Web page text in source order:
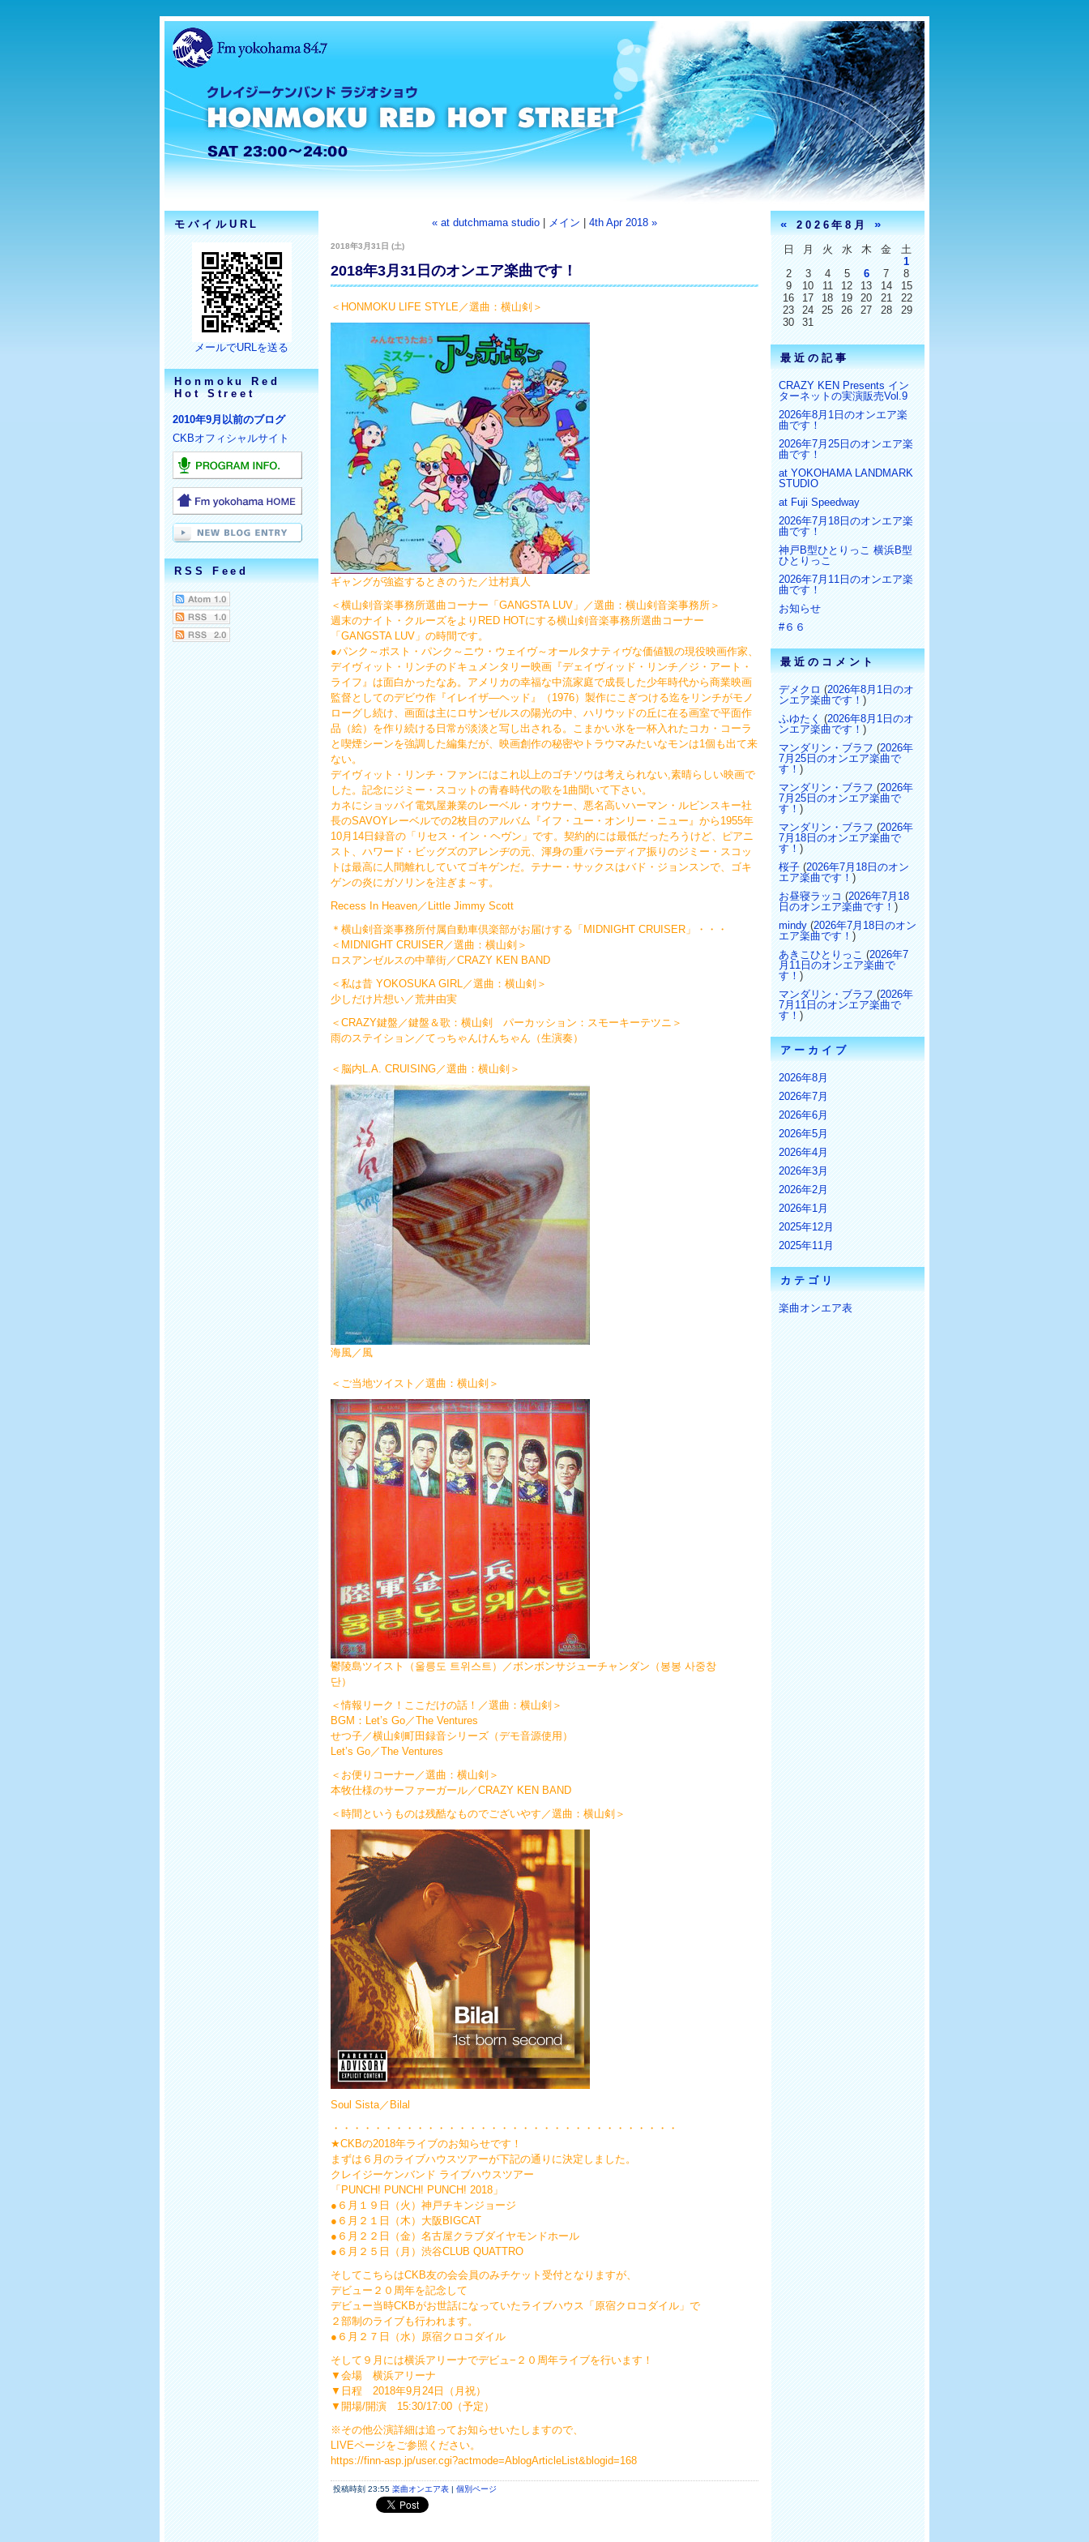
モバイルURL
メールでURLを送る
Honmoku Red
Hot Street
2010年9月以前のブログ
CKBオフィシャルサイト
RSS Feed
« at dutchmama studio メイン 4th Apr 2018 »
2018年3月31日 (土)
2018年3月31日のオンエア楽曲です！
＜HONMOKU LIFE STYLE／選曲：横山剣＞
ギャングが強盗するときのうた／辻村真人
＜横山剣音楽事務所選曲コーナー「GANGSTA LUV」／選曲：横山剣音楽事務所＞
週末のナイト・クルーズをよりRED HOTにする横山剣音楽事務所選曲コーナー
「GANGSTA LUV」の時間です。
●パンク～ポスト・パンク～ニウ・ウェイヴ～オールタナティヴな価値観の現役映画作家、
デイヴィット・リンチのドキュメンタリー映画『デェイヴィッド・リンチ／ジ・アート・
ライフ』は面白かったなあ。アメリカの幸福な中流家庭で成長した少年時代から商業映画
監督としてのデビウ作『イレイザ―ヘッド』（1976）製作にこぎつける迄をリンチがモノ
ローグし続け、画面は主にロサンゼルスの陽光の中、ハリウッドの丘に在る画室で平面作
品（絵）を作り続ける日常が淡淡と写し出される。こまかい氷を一杯入れたコカ・コーラ
と喫煙シーンを強調した編集だが、映画創作の秘密やトラウマみたいなモンは1個も出て来
ない。
デイヴィット・リンチ・ファンにはこれ以上のゴチソウは考えられない,素晴らしい映画で
した。記念にジミー・スコットの青春時代の歌を1曲聞いて下さい。
カネにショッパイ電気屋兼業のレーベル・オウナー、悪名高いハーマン・ルビンスキー社
長のSAVOYレーベルでの2枚目のアルバム『イフ・ユー・オンリー・ニュー』から1955年
10月14日録音の「リセス・イン・ヘヴン」です。契約的には最低だったろうけど、ピアニ
スト、ハワード・ビッグズのアレンヂの元、渾身の重バラーディア振りのジミー・スコッ
トは最高に人間離れしていてゴキゲンだ。テナー・サックスはバド・ジョンスンで、ゴキ
ゲンの炎にガソリンを注ぎま～す。
Recess In Heaven／Little Jimmy Scott
＊横山剣音楽事務所付属自動車倶楽部がお届けする「MIDNIGHT CRUISER」・・・
＜MIDNIGHT CRUISER／選曲：横山剣＞
ロスアンゼルスの中華街／CRAZY KEN BAND
＜私は昔 YOKOSUKA GIRL／選曲：横山剣＞
少しだけ片想い／荒井由実
＜CRAZY鍵盤／鍵盤＆歌：横山剣 パーカッション：スモーキーテツニ＞
雨のステイション／てっちゃんけんちゃん（生演奏）
＜脳内L.A. CRUISING／選曲：横山剣＞
海風／風
＜ご当地ツイスト／選曲：横山剣＞
鬱陵島ツイスト（울릉도 트위스트）／ボンボンサジューチャンダン（봉봉 사중창
단）
＜情報リーク！ここだけの話！／選曲：横山剣＞
BGM：Let’s Go／The Ventures
せつ子／横山剣町田録音シリーズ（デモ音源使用）
Let’s Go／The Ventures
＜お便りコーナー／選曲：横山剣＞
本牧仕様のサーファーガール／CRAZY KEN BAND
＜時間というものは残酷なものでございやす／選曲：横山剣＞
Soul Sista／Bilal
・・・・・・・・・・・・・・・・・・・・・・・・・・・・・・・・・
★CKBの2018年ライブのお知らせです！
まずは６月のライブハウスツアーが下記の通りに決定しました。
クレイジーケンバンド ライブハウスツアー
「PUNCH! PUNCH! PUNCH! 2018」
●６月１９日（火）神戸チキンジョージ
●６月２１日（木）大阪BIGCAT
●６月２２日（金）名古屋クラブダイヤモンドホール
●６月２５日（月）渋谷CLUB QUATTRO
そしてこちらはCKB友の会会員のみチケット受付となりますが、
デビュー２０周年を記念して
デビュー当時CKBがお世話になっていたライブハウス「原宿クロコダイル」で
２部制のライブも行われます。
●６月２７日（水）原宿クロコダイル
そして９月には横浜アリーナでデビュ−２０周年ライブを行います！
▼会場 横浜アリーナ
▼日程 2018年9月24日（月祝）
▼開場/開演 15:30/17:00（予定）
※その他公演詳細は追ってお知らせいたしますので、
LIVEページをご参照ください。
https://finn-asp.jp/user.cgi?actmode=AblogArticleList&blogid=168
投稿時刻 23:55 楽曲オンエア表 | 個別ページ
«2026年8月»
日 月 火 水 木 金
土
1
2
3 4 5 6 7
8
9
10 11 12 13 14
15
16
17 18 19 20 21
22
23
24 25 26 27 28
29
30
31
最近の記事
CRAZY KEN Presents イン
ターネットの実演販売Vol.9
2026年8月1日のオンエア楽
曲です！
2026年7月25日のオンエア楽
曲です！
at YOKOHAMA LANDMARK
STUDIO
at Fuji Speedway
2026年7月18日のオンエア楽
曲です！
神戸B型ひとりっこ 横浜B型
ひとりっこ
2026年7月11日のオンエア楽
曲です！
お知らせ
#６６
最近のコメント
デメクロ (2026年8月1日のオ
ンエア楽曲です！ )
ふゆたく (2026年8月1日のオ
ンエア楽曲です！ )
マンダリン・ブラフ (2026年
7月25日のオンエア楽曲で
す！ )
マンダリン・ブラフ (2026年
7月25日のオンエア楽曲で
す！ )
マンダリン・ブラフ (2026年
7月18日のオンエア楽曲で
す！ )
桜子 (2026年7月18日のオン
エア楽曲です！ )
お昼寝ラッコ (2026年7月18
日のオンエア楽曲です！ )
mindy (2026年7月18日のオン
エア楽曲です！ )
あきこひとりっこ (2026年7
月11日のオンエア楽曲で
す！ )
マンダリン・ブラフ (2026年
7月11日のオンエア楽曲で
す！ )
アーカイブ
2026年8月
2026年7月
2026年6月
2026年5月
2026年4月
2026年3月
2026年2月
2026年1月
2025年12月
2025年11月
カテゴリ
楽曲オンエア表